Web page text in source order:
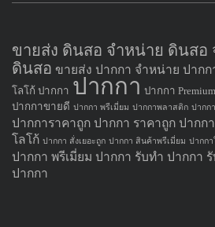
ขายส่ง ดินสอ จำหน่าย ดินสอ
ดินสอ ขายส่ง ปากกา จำหน่าย ปากก
โลโก้ ปากกา ปากกา ปากกา Premium
ปากกาขายดี ปากกา พรีเมี่ยม ปากกาพลาสติก ปากก
ปากการาคาถูก ปากกา ราคาถูก ปากก
โลโก้ ปากกา สั่งเยอะถูก ปากกา สินค้าพรีเมี่ยม ปากก
ปากกา พรีเมี่ยม ปากกา รับทำ ปากกา
ปากกา